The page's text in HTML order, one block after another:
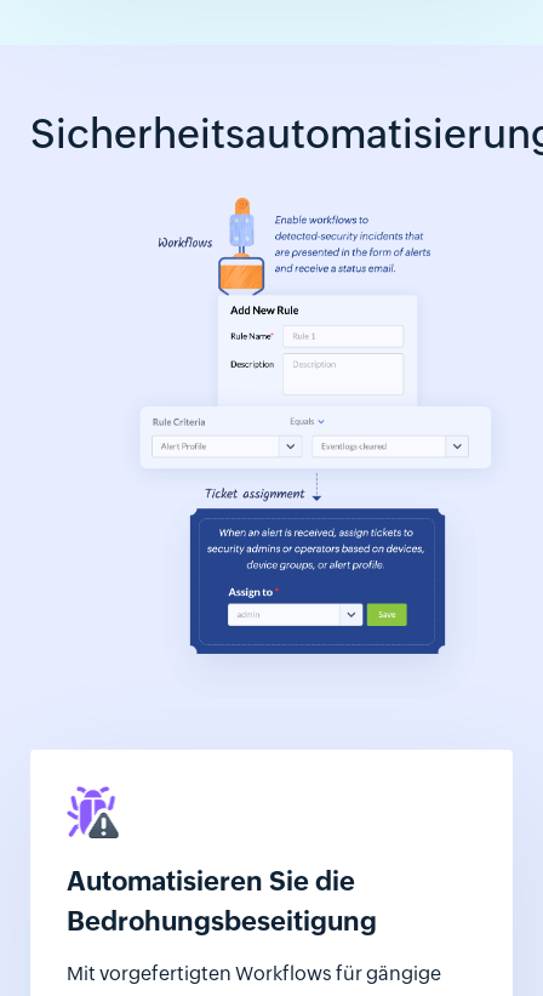
Automatisieren Sie die
Bedrohungsbeseitigung
Mit vorgefertigten Workflows für gängige